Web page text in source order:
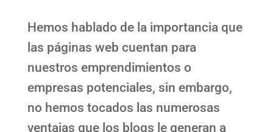
Hemos hablado de la importancia que
las páginas web cuentan para
nuestros emprendimientos o
empresas potenciales, sin embargo,
no hemos tocados las numerosas
ventajas que los blogs le generan a